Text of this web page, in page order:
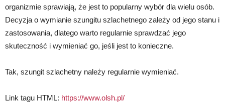
organizmie sprawiają, że jest to popularny wybór dla wielu osób.
Decyzja o wymianie szungitu szlachetnego zależy od jego stanu i
zastosowania, dlatego warto regularnie sprawdzać jego
skuteczność i wymieniać go, jeśli jest to konieczne.
Tak, szungit szlachetny należy regularnie wymieniać.
Link tagu HTML: https://www.olsh.pl/